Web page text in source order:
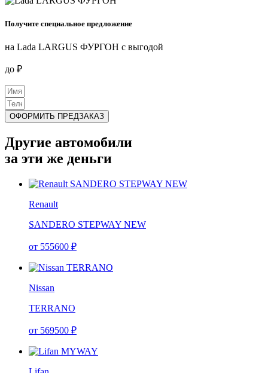
Получите специальное предложение
на Lada LARGUS ФУРГОН с выгодой
до ₽
ОФОРМИТЬ ПРЕДЗАКАЗ
Другие автомобили
за эти же деньги
Renault
SANDERO STEPWAY NEW
от 555600 ₽
Nissan
TERRANO
от 569500 ₽